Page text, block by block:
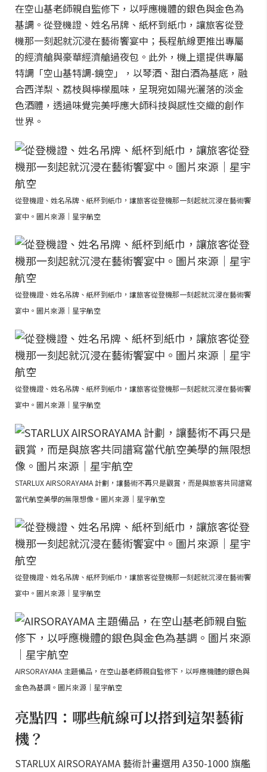
在空山基老師親自監修下，以呼應機體的銀色與金色為
基調。從登機證、姓名吊牌、紙杯到紙巾，讓旅客從登
機那一刻起就沉浸在藝術饗宴中；長程航線更推出專屬
的經濟艙與豪華經濟艙過夜包。此外，機上還提供專屬
特調「空山基特調-鏡空」，以琴酒、甜白酒為基底，融
合西洋梨、荔枝與檸檬風味，呈現宛如陽光灑落的淡金
色酒體，透過味覺完美呼應大師科技與感性交織的創作
世界。
從登機證、姓名吊牌、紙杯到紙巾，讓旅客從登機那一刻起就沉浸在藝術饗
宴中。圖片來源｜星宇航空
從登機證、姓名吊牌、紙杯到紙巾，讓旅客從登機那一刻起就沉浸在藝術饗
宴中。圖片來源｜星宇航空
從登機證、姓名吊牌、紙杯到紙巾，讓旅客從登機那一刻起就沉浸在藝術饗
宴中。圖片來源｜星宇航空
STARLUX AIRSORAYAMA 計劃，讓藝術不再只是觀賞，而是與旅客共同譜寫
當代航空美學的無限想像。圖片來源｜星宇航空
從登機證、姓名吊牌、紙杯到紙巾，讓旅客從登機那一刻起就沉浸在藝術饗
宴中。圖片來源｜星宇航空
AIRSORAYAMA 主題備品，在空山基老師親自監修下，以呼應機體的銀色與
金色為基調。圖片來源｜星宇航空
亮點四：哪些航線可以搭到這架藝術
機？
STARLUX AIRSORAYAMA 藝術計畫選用 A350-1000 旗艦